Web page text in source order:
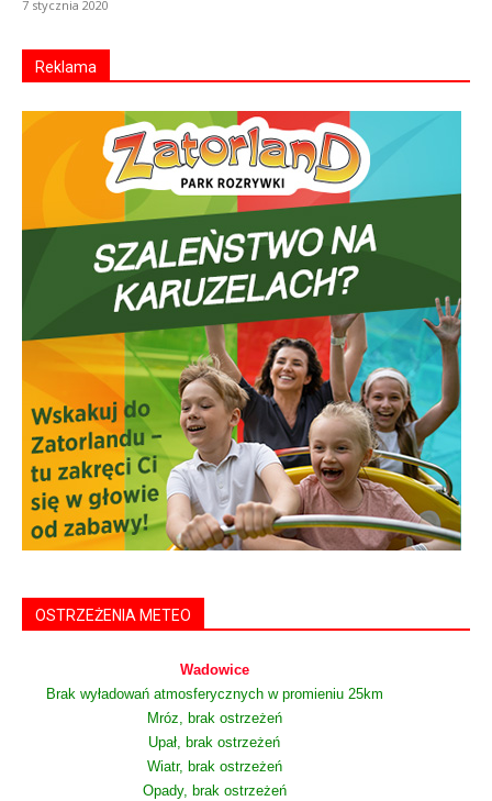
7 stycznia 2020
Reklama
OSTRZEŻENIA METEO
Wadowice
Brak wyładowań atmosferycznych w promieniu 25km
Mróz, brak ostrzeżeń
Upał, brak ostrzeżeń
Wiatr, brak ostrzeżeń
Opady, brak ostrzeżeń